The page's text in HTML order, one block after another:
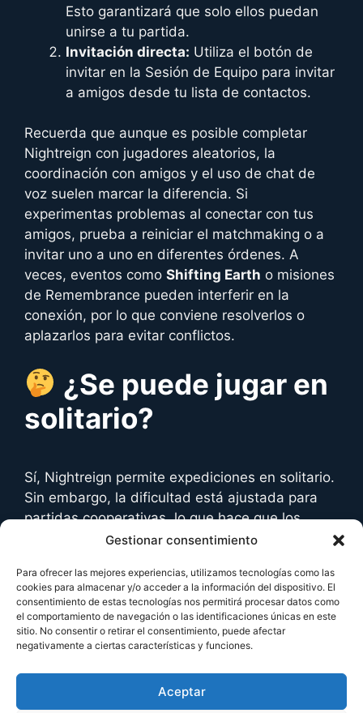
Gestionar consentimiento
Para ofrecer las mejores experiencias, utilizamos tecnologías como las
cookies para almacenar y/o acceder a la información del dispositivo. El
consentimiento de estas tecnologías nos permitirá procesar datos como
el comportamiento de navegación o las identificaciones únicas en este
sitio. No consentir o retirar el consentimiento, puede afectar
negativamente a ciertas características y funciones.
Aceptar
Esto garantizará que solo ellos puedan
unirse a tu partida.
Invitación directa: Utiliza el botón de
invitar en la Sesión de Equipo para invitar
a amigos desde tu lista de contactos.
Recuerda que aunque es posible completar
Nightreign con jugadores aleatorios, la
coordinación con amigos y el uso de chat de
voz suelen marcar la diferencia. Si
experimentas problemas al conectar con tus
amigos, prueba a reiniciar el matchmaking o a
invitar uno a uno en diferentes órdenes. A
veces, eventos como Shifting Earth o misiones
de Remembrance pueden interferir en la
conexión, por lo que conviene resolverlos o
aplazarlos para evitar conflictos.
¿Se puede jugar en
solitario?
Sí, Nightreign permite expediciones en solitario.
Sin embargo, la dificultad está ajustada para
partidas cooperativas, lo que hace que los
desafíos en solitario sean extremadamente
experimentados, enfrentarse solos a las hordas
de enemigos y a los temibles Night Lords
puede ser un auténtico reto.
No te pierdas: